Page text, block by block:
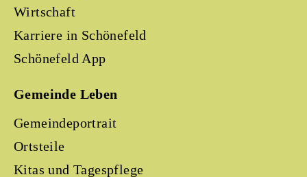
Wirtschaft
Karriere in Schönefeld
Schönefeld App
Gemeinde Leben
Gemeindeportrait
Ortsteile
Kitas und Tagespflege